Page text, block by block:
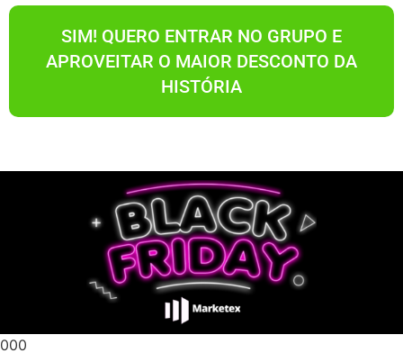
SIM! QUERO ENTRAR NO GRUPO E
APROVEITAR O MAIOR DESCONTO DA
HISTÓRIA
000